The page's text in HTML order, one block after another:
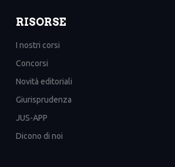
RISORSE
I nostri corsi
Concorsi
Novità editoriali
Giurisprudenza
JUS-APP
Dicono di noi